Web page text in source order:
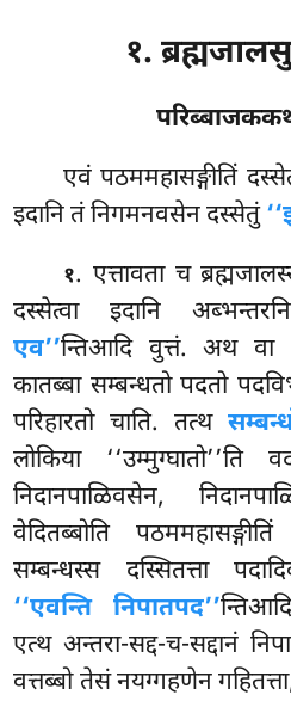
१.
एवंपठममहासङ्गीतिं
इदानि तं निगमनवसेन दस्सेतुं
१. एत्तावता च
दस्सेत्वा इदानि
एव’’न्तिआदि वुत्तं. अथ
कातब्बा सम्बन्धतो पदतो
परिहारतो चाति. तत्थ
लोकिया
निदानपाळिवसेन,
वेदितब्बोति
सम्बन्धस्स दस्सितत्ता
‘‘एवन्ति निपातपद’’
एत्थ अन्तरा-सद्द-च-सद्दानं
वत्तब्बो तेसं नयग्गहणेन